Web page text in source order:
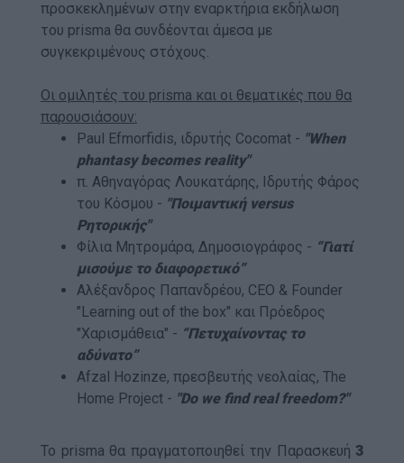
προσκεκλημένων στην εναρκτήρια εκδήλωση
του prisma θα συνδέονται άμεσα με
συγκεκριμένους στόχους.
Οι ομιλητές του prisma και οι θεματικές που θα
παρουσιάσουν:
Paul Efmorfidis, ιδρυτής Cocomat - "When
phantasy becomes reality"
π. Αθηναγόρας Λουκατάρης, Ιδρυτής Φάρος
του Κόσμου - "Ποιμαντική versus
Ρητορικής"
Φίλια Μητρομάρα, Δημοσιογράφος - “Γιατί
μισούμε το διαφορετικό”
Αλέξανδρος Παπανδρέου, CEO & Founder
"Learning out of the box" και Πρόεδρος
"Χαρισμάθεια" - “Πετυχαίνοντας το
αδύνατο”
Afzal Hozinze, πρεσβευτής νεολαίας, The
Home Project - "Do we find real freedom?"
Το prisma θα πραγματοποιηθεί την Παρασκευή 3